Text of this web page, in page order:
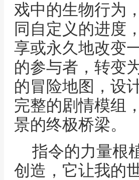
戏中的生物行为
同自定义的进度
享或永久地改变
的参与者，转变
的冒险地图，设
完整的剧情模组
景的终极桥梁。
指令的力量根
创造，它让我的